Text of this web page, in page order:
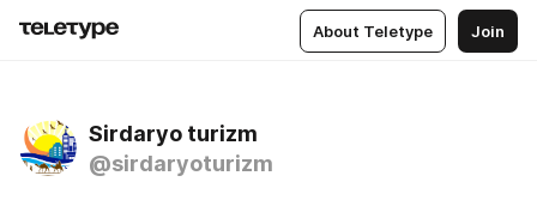
About Teletype Join
Sirdaryo turizm
@sirdaryoturizm